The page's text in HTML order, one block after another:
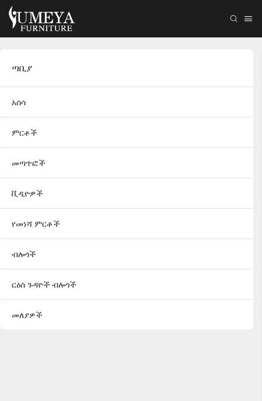
ጣቢያ
አሰሳ
ምርቶች
መጣጥፎች
ቪዲዮዎች
የመነሻ ምርቶች
ብሎጎች
ርዕሰ ጉዳዮች ብሎጎች
መለያዎች